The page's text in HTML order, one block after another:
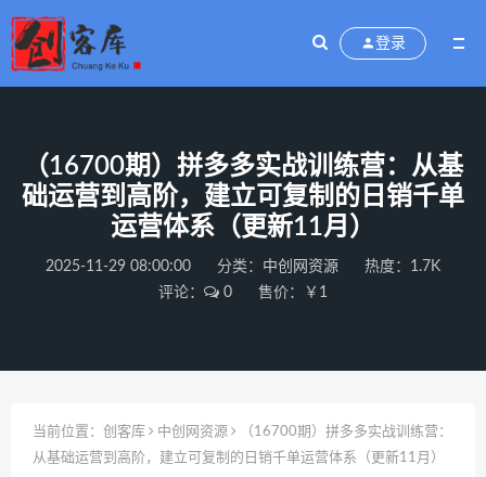
登录
（16700期）拼多多实战训练营：从基
础运营到高阶，建立可复制的日销千单
运营体系（更新11月）
2025-11-29 08:00:00 分类： 中创网资源
热度：1.7K
评论：
0 售价：￥1
当前位置： 创客库 中创网资源
（16700期）拼多多实战训练营：
从基础运营到高阶，建立可复制的日销千单运营体系（更新11月）